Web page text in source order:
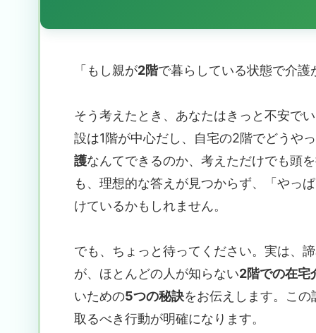
「もし親が2階で暮らしている状態で介
そう考えたとき、あなたはきっと不安で
設は1階が中心だし、自宅の2階でどうや
護なんてできるのか、考えただけでも頭
も、理想的な答えが見つからず、「やっ
けているかもしれません。
でも、ちょっと待ってください。実は、
が、ほとんどの人が知らない2階での在宅
いための5つの秘訣をお伝えします。こ
取るべき行動が明確になります。